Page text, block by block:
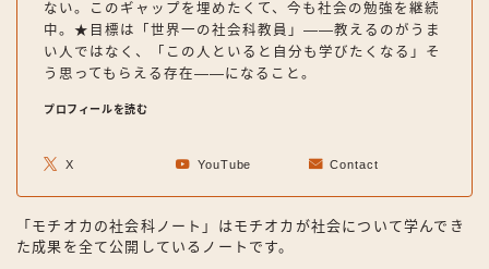
ない。このギャップを埋めたくて、今も社会の勉強を継続
中。★目標は「世界一の社会科教員」——教えるのがうま
い人ではなく、「この人といると自分も学びたくなる」そ
う思ってもらえる存在——になること。
プロフィールを読む
X YouTube Contact
「モチオカの社会科ノート」はモチオカが社会について学んでき
た成果を全て公開しているノートです。